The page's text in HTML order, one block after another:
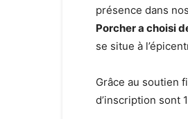
présence dans
Porcher a choisi
se situe à
Grâce au soutien
d’inscription sont